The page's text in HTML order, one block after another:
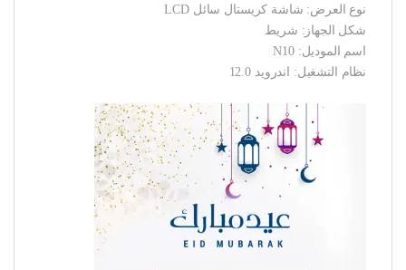
نوع العرض: شاشة كريستال سائل LCD
شكل الجهاز: شريط
اسم الموديل: N10
نظام التشغيل: اندرويد 12.0